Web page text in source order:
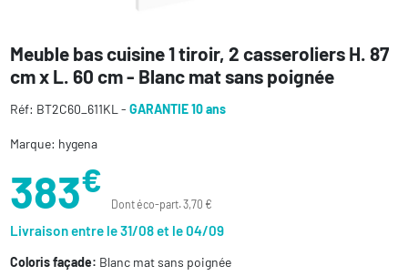
Meuble bas cuisine 1 tiroir, 2 casseroliers H. 87
cm x L. 60 cm - Blanc mat sans poignée
Réf: BT2C60_611KL - GARANTIE 10 ans
Marque: hygena
383€
Dont éco-part. 3,70 €
Livraison entre le 31/08 et le 04/09
Coloris façade: Blanc mat sans poignée